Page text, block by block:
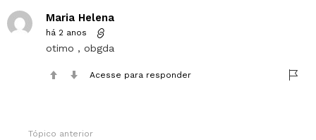
Maria Helena
há 2 anos
otimo , obgda
Acesse para responder
Tópico anterior